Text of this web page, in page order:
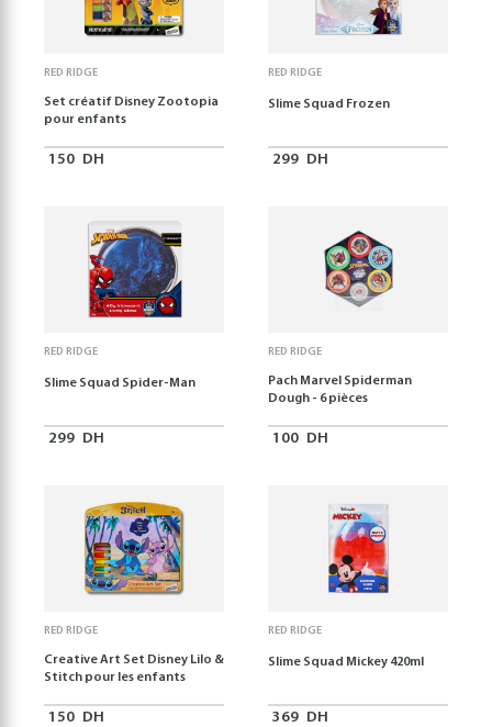
RED RIDGE
Set créatif Disney Zootopia
pour enfants
150 DH
RED RIDGE
Slime Squad Frozen
299 DH
RED RIDGE
Slime Squad Spider-Man
299 DH
RED RIDGE
Pach Marvel Spiderman
Dough - 6 pièces
100 DH
RED RIDGE
Creative Art Set Disney Lilo &
Stitch pour les enfants
150 DH
RED RIDGE
Slime Squad Mickey 420ml
369 DH